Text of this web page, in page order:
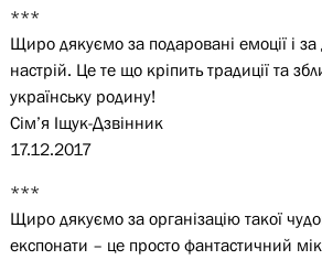
***
Щиро дякуємо за подаровані емоції і
настрій. Це те що кріпить традиції та
українську родину!
Сім’я Іщук-Дзвінник
17.12.2017
***
Щиро дякуємо за організацію такої
експонати – це просто фантастичний